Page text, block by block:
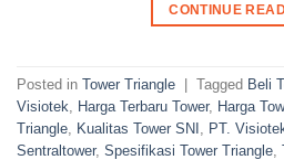
CONTINUE
Posted in Tower Triangle Tagged Beli
Visiotek
Harga Terbaru Tower, Harga
Triangle
Kualitas Tower SNI PT.
Sentraltower, Spesifikasi Tower Triangle